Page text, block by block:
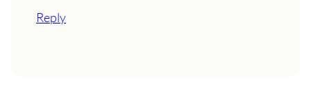
Reply